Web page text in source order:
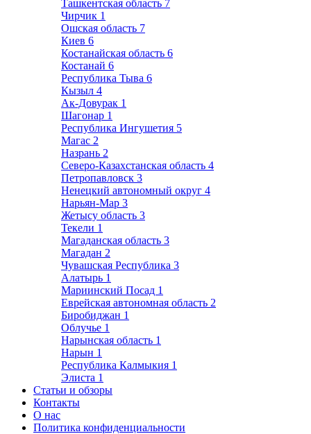
Ташкентская область 7
Чирчик 1
Ошская область 7
Киев 6
Костанайская область 6
Костанай 6
Республика Тыва 6
Кызыл 4
Ак-Довурак 1
Шагонар 1
Республика Ингушетия 5
Магас 2
Назрань 2
Северо-Казахстанская область 4
Петропавловск 3
Ненецкий автономный округ 4
Нарьян-Мар 3
Жетысу область 3
Текели 1
Магаданская область 3
Магадан 2
Чувашская Республика 3
Алатырь 1
Мариинский Посад 1
Еврейская автономная область 2
Биробиджан 1
Облучье 1
Нарынская область 1
Нарын 1
Республика Калмыкия 1
Элиста 1
Статьи и обзоры
Контакты
О нас
Политика конфиденциальности